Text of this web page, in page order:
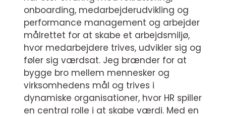
onboarding, medarbejderudvikling og
performance management og arbejder
målrettet for at skabe et arbejdsmiljø,
hvor medarbejdere trives, udvikler sig og
føler sig værdsat. Jeg brænder for at
bygge bro mellem mennesker og
virksomhedens mål og trives i
dynamiske organisationer, hvor HR spiller
en central rolle i at skabe værdi. Med en